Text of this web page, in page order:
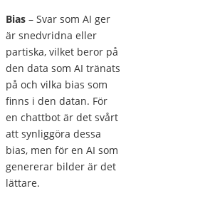
Bias – Svar som AI ger
är snedvridna eller
partiska, vilket beror på
den data som AI tränats
på och vilka bias som
finns i den datan. För
en chattbot är det svårt
att synliggöra dessa
bias, men för en AI som
genererar bilder är det
lättare.